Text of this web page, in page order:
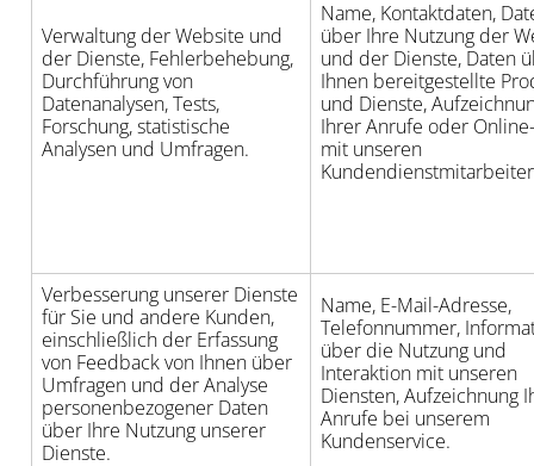
Verwaltung der Website und
der Dienste, Fehlerbehebung,
Durchführung von
Datenanalysen, Tests,
Forschung, statistische
Analysen und Umfragen.
Name, Kontaktdaten,
über Ihre Nutzung der
und der Dienste, Daten
Ihnen bereitgestellte
und Dienste,
Ihrer Anrufe oder
mit unseren
Verbesserung unserer Dienste
für Sie und andere Kunden,
einschließlich der Erfassung
von Feedback von Ihnen über
Umfragen und der Analyse
personenbezogener Daten
über Ihre Nutzung unserer
Dienste.
Name, E-Mail-Adresse,
Telefonnummer,
über die Nutzung und
Interaktion mit unseren
Diensten, Aufzeichnung
Anrufe bei unserem
Kundenservice.